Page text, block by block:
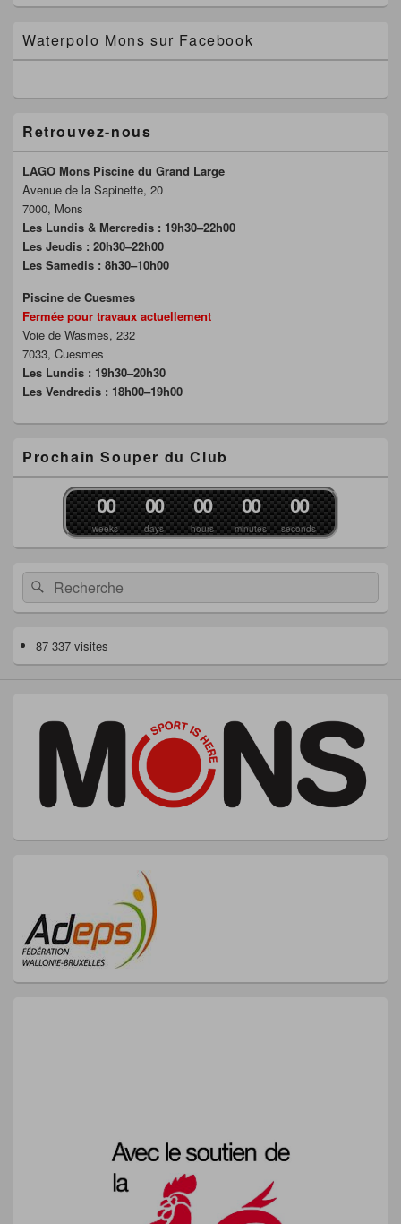
Waterpolo Mons sur Facebook
Retrouvez-nous
LAGO Mons Piscine du Grand Large
Avenue de la Sapinette, 20
7000, Mons
Les Lundis & Mercredis : 19h30–22h00
Les Jeudis : 20h30–22h00
Les Samedis : 8h30–10h00
Piscine de Cuesmes
Fermée pour travaux actuellement
Voie de Wasmes, 232
7033, Cuesmes
Les Lundis : 19h30–20h30
Les Vendredis : 18h00–19h00
Prochain Souper du Club
weeks
00
days
00
hours
00
minutes
00
seconds
00
Recherche :Rechercher
87 337 visites